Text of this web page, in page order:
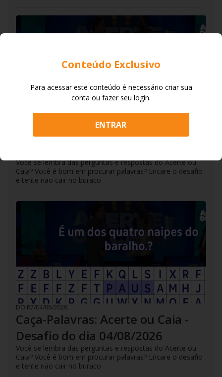
Caça-Palavras: Acerte ou Caia -
Você se lembra das perguntas e respostas do Acerte ou
Caia? Você é bom em procurar palavras? Encare o desafio
e tente não cair no buraco
DO R7/04/08/2026
Caça-Palavras: Acerte ou Caia -
Desafio do dia 04/08/2026
Você se lembra das perguntas e respostas do Acerte ou
Caia? Você é bom em procurar palavras? Encare o desafio
e tente não cair no buraco
Conteúdo Exclusivo
Para acessar este conteúdo é necessário criar sua
conta ou fazer seu login.
ENTRAR